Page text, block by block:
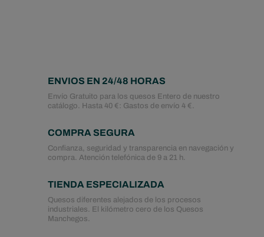
ENVIOS EN 24/48 HORAS
Envío Gratuito para los quesos Entero de nuestro
catálogo. Hasta 40 €: Gastos de envío 4 €.
COMPRA SEGURA
Confianza, seguridad y transparencia en navegación y
compra. Atención telefónica de 9 a 21 h.
TIENDA ESPECIALIZADA
Quesos diferentes alejados de los procesos
industriales. El kilómetro cero de los Quesos
Manchegos.